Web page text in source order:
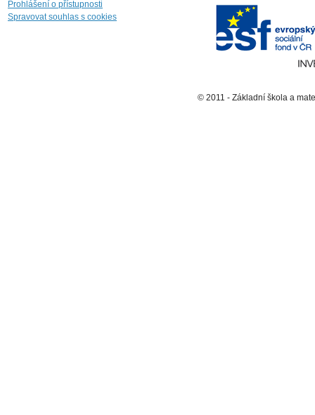
Prohlášení o přístupnosti
Spravovat souhlas s cookies
© 2011 - Základní škola a